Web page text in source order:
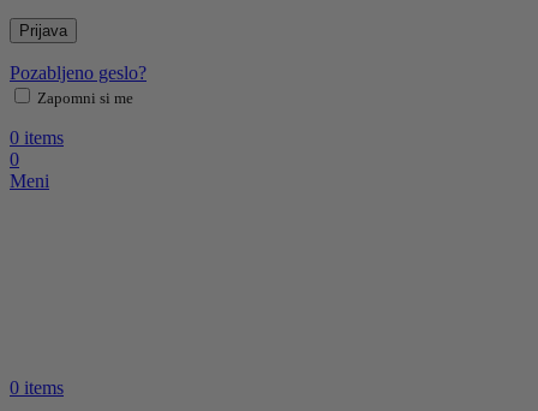
Prijava
Pozabljeno geslo?
Zapomni si me
0 items
0
Meni
0 items